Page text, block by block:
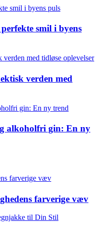
smil i byens
verden med
alkoholfri gin: En ny
farverige væv